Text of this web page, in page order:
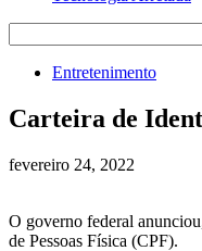
Entretenimento
Carteira de
fevereiro 24, 2022
O governo federal
de Pessoas Física (CPF).